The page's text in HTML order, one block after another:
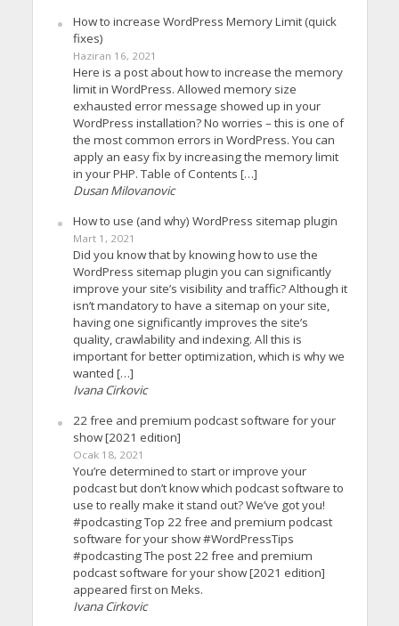
How to increase WordPress Memory Limit (quick
fixes)
Haziran 16, 2021
Here is a post about how to increase the memory
limit in WordPress. Allowed memory size
exhausted error message showed up in your
WordPress installation? No worries – this is one of
the most common errors in WordPress. You can
apply an easy fix by increasing the memory limit
in your PHP. Table of Contents […]
Dusan Milovanovic
How to use (and why) WordPress sitemap plugin
Mart 1, 2021
Did you know that by knowing how to use the
WordPress sitemap plugin you can significantly
improve your site’s visibility and traffic? Although it
isn’t mandatory to have a sitemap on your site,
having one significantly improves the site’s
quality, crawlability and indexing. All this is
important for better optimization, which is why we
wanted […]
Ivana Cirkovic
22 free and premium podcast software for your
show [2021 edition]
Ocak 18, 2021
You’re determined to start or improve your
podcast but don’t know which podcast software to
use to really make it stand out? We’ve got you!
#podcasting Top 22 free and premium podcast
software for your show #WordPressTips
#podcasting The post 22 free and premium
podcast software for your show [2021 edition]
appeared first on Meks.
Ivana Cirkovic